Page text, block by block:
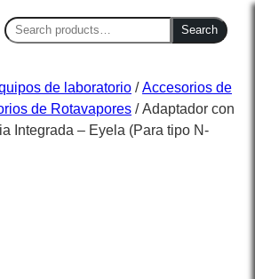
Search
for:
Search
de laboratorio /Accesorios de
de Rotavapores / Adaptador con
Integrada – Eyela (Para tipo N-